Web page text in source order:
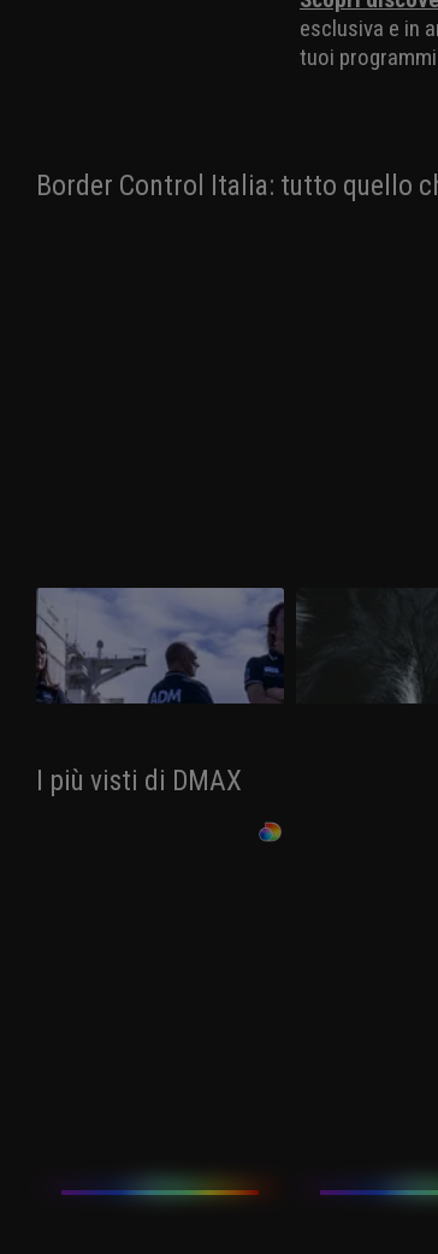
esclusiva e in
tuoi
Border Control Italia: tutto quello
delle merci contraffatte
Da gennaio a giugno 2022 nei porti e
negli aeroporti di tutta Italia sono stati
sequestrati oltre 3,5 milioni di articoli
irregolari. Nel 2021 erano stati 1,3
Grisby, il cash dog
di Finanza che ha
che ha portato al
da 5 milioni di euro è
l’aiuto di Grisby, un
I più visti di DMAX